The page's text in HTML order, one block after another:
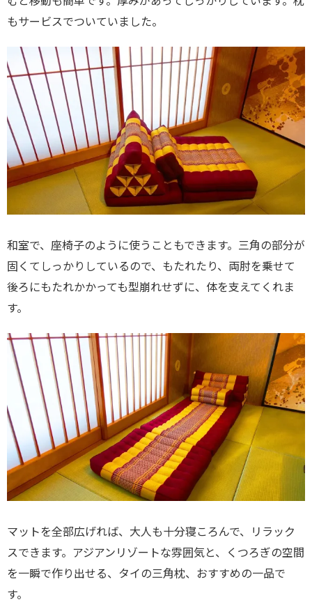
もサービスでついていました。
和室で、座椅子のように使うこともできます。三角の部分が
固くてしっかりしているので、もたれたり、両肘を乗せて
後ろにもたれかかっても型崩れせずに、体を支えてくれま
す。
マットを全部広げれば、大人も十分寝ころんで、リラック
スできます。アジアンリゾートな雰囲気と、くつろぎの空間
を一瞬で作り出せる、タイの三角枕、おすすめの一品で
す。